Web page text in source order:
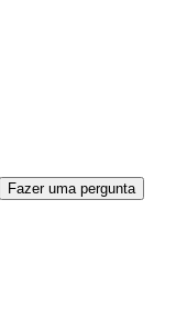
Fazer uma pergunta